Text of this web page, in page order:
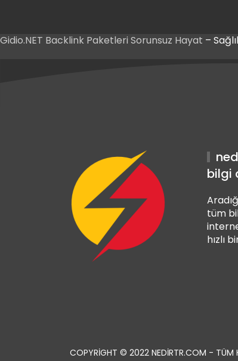
Gidio.NET Backlink Paketleri Sorunsuz Hayat –
bilgi
tüm
hızlı
COPYRIGHT © 2022 NEDIRTR.COM - TÜM